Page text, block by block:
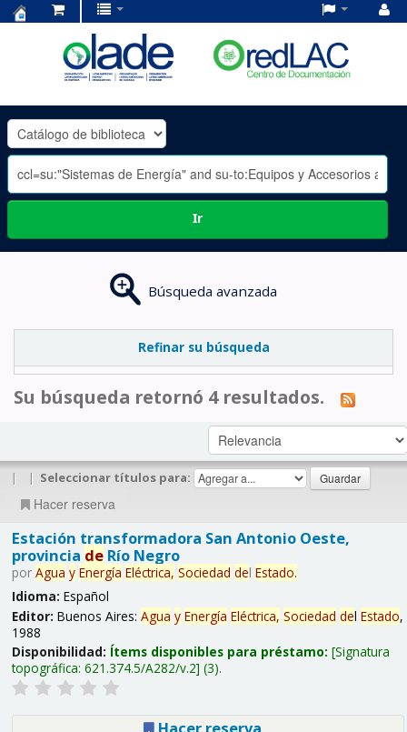
OLADE
-
Ir
Búsqueda avanzada
Refinar su búsqueda
Su búsqueda retornó 4 resultados.
| | Seleccionar títulos para:
Hacer reserva
Estación transformadora San Antonio Oeste,
provincia deRío Negro
por Agua y Energía Eléctrica, Sociedad del Estado.
Idioma: Español
Editor: Buenos Aires: Agua y Energía Eléctrica, Sociedad del Estado,
1988
Disponibilidad: Ítems disponibles para préstamo: Signatura
topográfica: 621.374.5/A282/v.2 (3).
Hacer reserva